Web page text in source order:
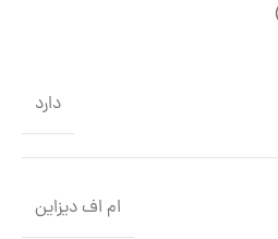
دارد
ام اف دیزاین